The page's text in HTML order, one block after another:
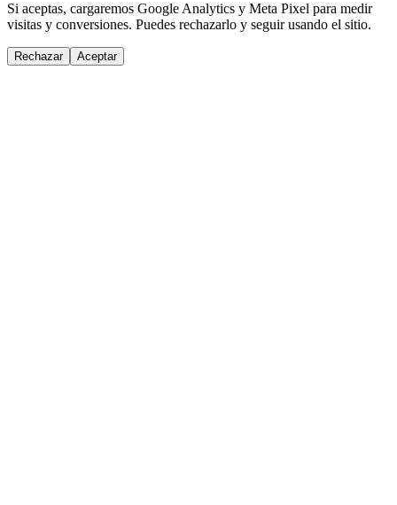
Si aceptas, cargaremos Google Analytics y Meta Pixel para medir
visitas y conversiones. Puedes rechazarlo y seguir usando el sitio.
Rechazar Aceptar